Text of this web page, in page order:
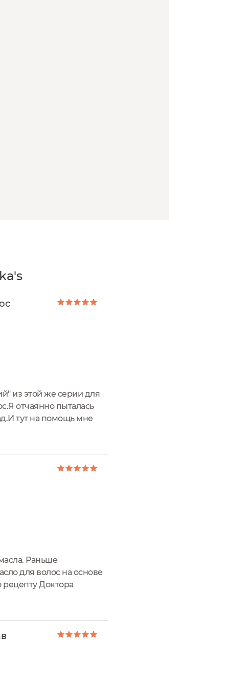
из этой же серии для
отчаянно пыталась
тут на помощь мне
Раньше
для волос на основе
Доктора